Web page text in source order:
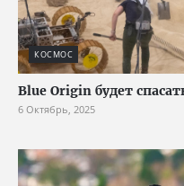
КОСМОС
Blue Origin будет
6 Октябрь, 2025